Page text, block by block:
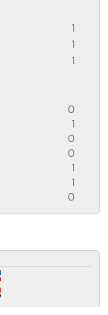
1
1
1
0
1
0
0
1
1
0